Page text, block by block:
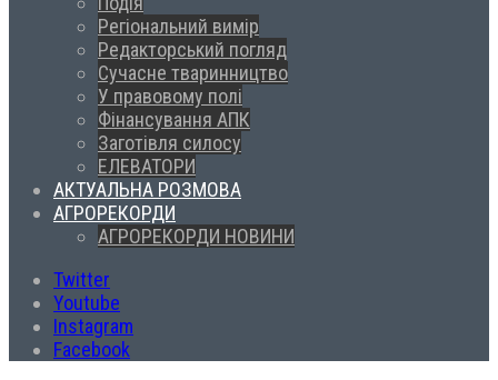
Регіональний вимір
Редакторський погляд
Сучасне тваринництво
У правовому полі
Фінансування АПК
Заготівля силосу
ЕЛЕВАТОРИ
АКТУАЛЬНА РОЗМОВА
АГРОРЕКОРДИ
АГРОРЕКОРДИ НОВИНИ
Twitter
Youtube
Instagram
Facebook